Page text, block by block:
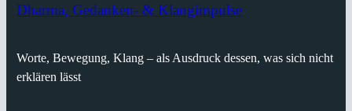
Dharma, Gedanken- & Klangimpulse
Worte, Bewegung, Klang – als Ausdruck dessen, was sich nicht
erklären lässt